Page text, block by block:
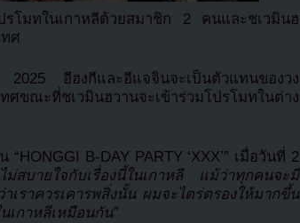
รโมทในเกาหลีด้วยสมาชิก 2 คนและชเวมินฮ
ศ
อีฮงกีและอีแจจินจะเป็นตัวแทนของวง
ณะที่ชเวมินฮวานจะเข้าร่วมโปรโมทในต่าง
B-DAY PARTY ‘XXX’” เมื่อวันที่ 2
สบายใจกับเรื่องนี้ในเกาหลี แม้ว่าทุกคนจะมี
เราควรเคารพสิ่งนั้น ผมจะไตร่ตรองให้มากขึ้น
เกาหลีเหมือนกัน”